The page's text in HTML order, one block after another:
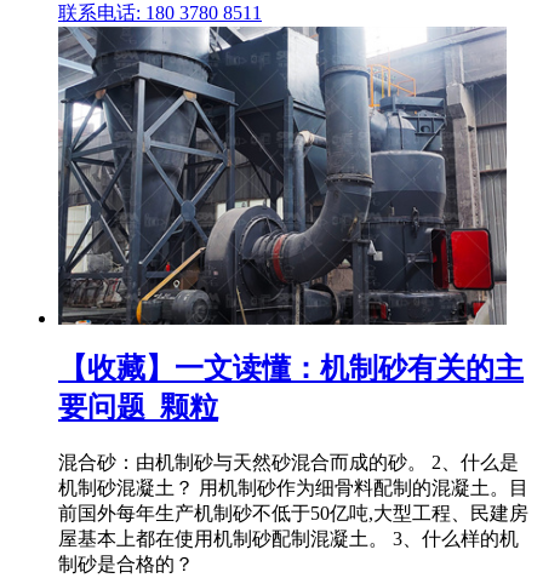
联系电话: 180 3780 8511
【收藏】一文读懂：机制砂有关的主
要问题_颗粒
混合砂：由机制砂与天然砂混合而成的砂。 2、什么是
机制砂混凝土？ 用机制砂作为细骨料配制的混凝土。目
前国外每年生产机制砂不低于50亿吨,大型工程、民建房
屋基本上都在使用机制砂配制混凝土。 3、什么样的机
制砂是合格的？